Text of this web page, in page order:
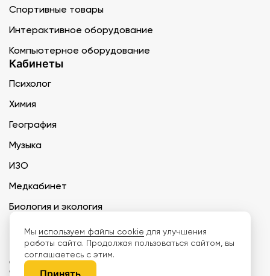
Спортивные товары
Интерактивное оборудование
Компьютерное оборудование
Кабинеты
Психолог
Химия
География
Музыка
ИЗО
Медкабинет
Биология и экология
Технология
ООО «Дети наше будущее» ИНН 6671165273 ОГРН 1216600030250 КПП
667101001 БИК 046577674
Мы используем файлы cookie для улучшения
работы сайта. Продолжая пользоваться сайтом, вы
соглашаетесь с этим.
Принять